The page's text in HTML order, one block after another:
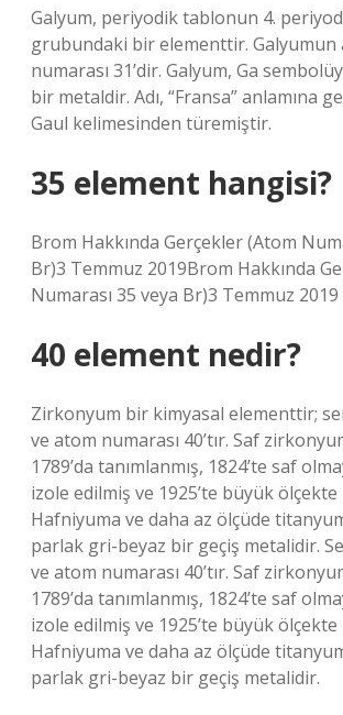
Galyum, periyodik tablonun 4.
grubundaki bir elementtir. Galyumun
numarası 31’dir. Galyum, Ga
bir metaldir. Adı, “Fransa” anlamına
Gaul kelimesinden türemiştir.
35 element hangisi?
Brom Hakkında Gerçekler (Atom
Br)3 Temmuz 2019Brom Hakkında
Numarası 35 veya Br)3 Temmuz 2019
40 element nedir?
Zirkonyum bir kimyasal elementtir;
ve atom numarası 40’tır. Saf
1789’da tanımlanmış, 1824’te saf
izole edilmiş ve 1925’te büyük
Hafniyuma ve daha az ölçüde
parlak gri-beyaz bir geçiş metalidir.
ve atom numarası 40’tır. Saf
1789’da tanımlanmış, 1824’te saf
izole edilmiş ve 1925’te büyük
Hafniyuma ve daha az ölçüde
parlak gri-beyaz bir geçiş metalidir.